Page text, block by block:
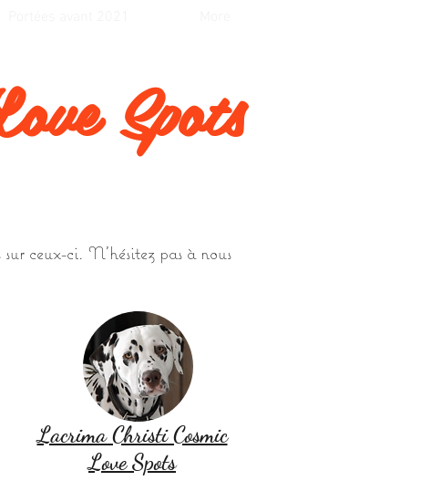
Spots
ceux-ci. N'hésitez pas à nous
Lacrima Christi Cosmic
Love Spots